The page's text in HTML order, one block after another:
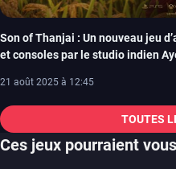
Son of Thanjai : Un nouveau jeu
et consoles par le studio indien
21 août 2025 à 12:45
TOUTES
Ces jeux pourraient